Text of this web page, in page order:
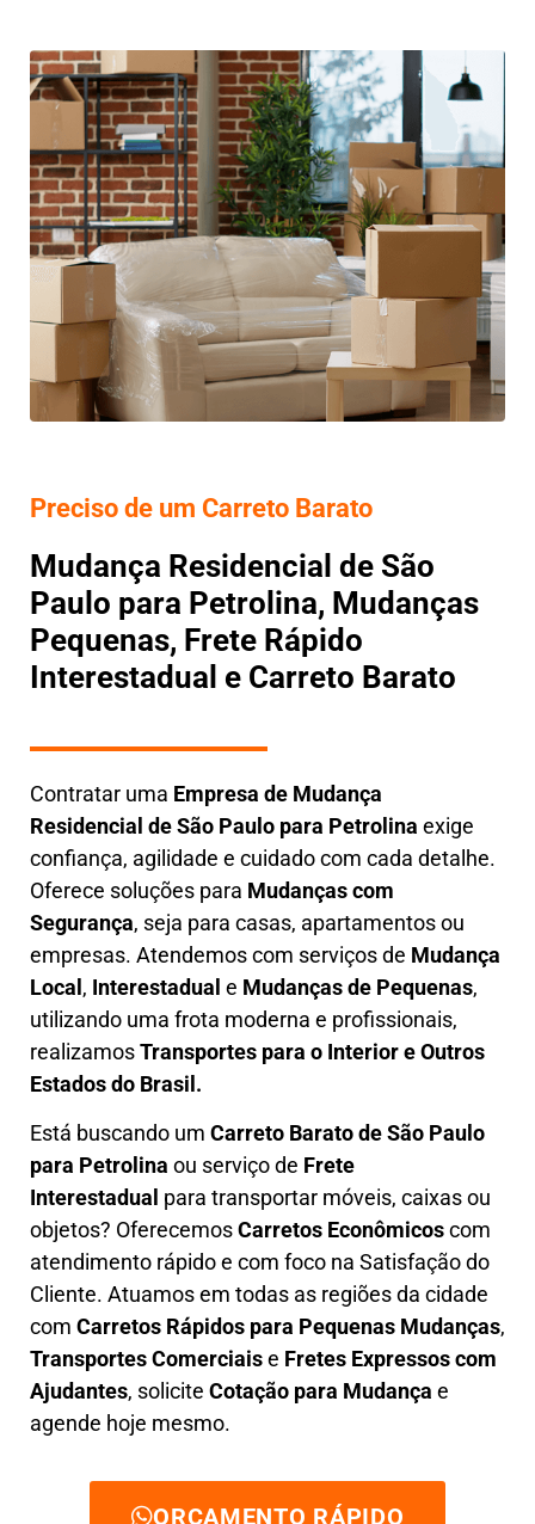
Preciso de um Carreto Barato
Mudança Residencial de São
Paulo para Petrolina, Mudanças
Pequenas, Frete Rápido
Interestadual e Carreto Barato
Contratar uma Empresa de Mudança
Residencial de São Paulo para Petrolina exige
confiança, agilidade e cuidado com cada detalhe.
Oferece soluções para Mudanças com
Segurança, seja para casas, apartamentos ou
empresas. Atendemos com serviços de Mudança
Local, Interestadual e Mudanças de Pequenas,
utilizando uma frota moderna e profissionais,
realizamosTransportes para o Interior e Outros
Estados do Brasil.
Está buscando um Carreto Baratode São Paulo
para Petrolina ou serviço de Frete
Interestadual para transportar móveis, caixas ou
objetos? OferecemosCarretos Econômicoscom
atendimento rápido e com foco na Satisfação do
Cliente. Atuamos em todas as regiões da cidade
com Carretos Rápidos para Pequenas Mudanças,
TransportesComerciaise Fretes Expressos com
Ajudantes, solicite Cotação para Mudança e
agende hoje mesmo.
ORÇAMENTO RÁPIDO